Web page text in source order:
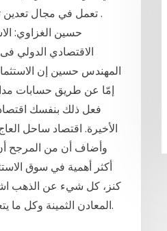
تعمل في مجال تعدين تيقنت غانا عاصمة ساحل الذهب في العالم في تعدين لها ان تاخذ حيز التنفيذ في .
حسين الغزاوي:
الاقتصادي الدولي
المهندس حسين إن
فعل ذلك بنفسك
الأخيرة. اقتصاد ساحل
وأضاف أن من المرجح أن
أكثر أهمية في سوق
كنز، كل شيء عن الذهب
المعادن الثمينة وكل ما يتعلق فيها حيث اصبح المستهلك يبحث عن ما يضمن له ثرواته ويعزز وضعه المالي.